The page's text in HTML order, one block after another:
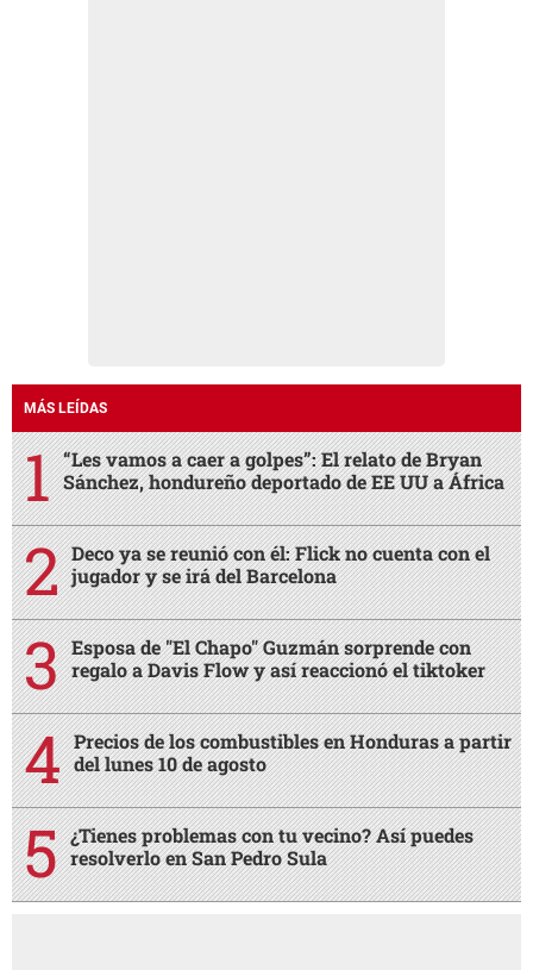
MÁS LEÍDAS
“Les vamos a caer a golpes”: El relato de Bryan
Sánchez, hondureño deportado de EE UU a África
Deco ya se reunió con él: Flick no cuenta con el
jugador y se irá del Barcelona
Esposa de "El Chapo" Guzmán sorprende con
regalo a Davis Flow y así reaccionó el tiktoker
Precios de los combustibles en Honduras a partir
del lunes 10 de agosto
¿Tienes problemas con tu vecino? Así puedes
resolverlo en San Pedro Sula